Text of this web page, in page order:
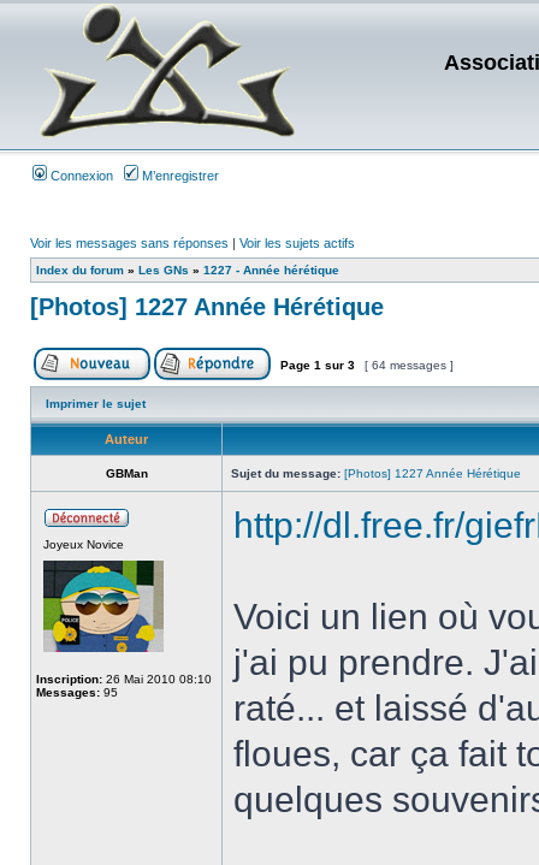
Connexion M’enregistrer
Voir les messages sans réponses | Voir les sujets actifs
Index du forum » Les GNs » 1227 - Année hérétique
[Photos] 1227 Année Hérétique
Page 1 sur 3 [ 64 messages ]
Imprimer le sujet
Auteur
GBMan Sujet du message: [Photos] 1227 Année Hérétique
Joyeux Novice
Inscription: 26 Mai 2010 08:10
Messages: 95
http://dl.free.fr/
Voici un lien où
j'ai pu prendre.
raté... et laissé
floues, car ça fait
quelques